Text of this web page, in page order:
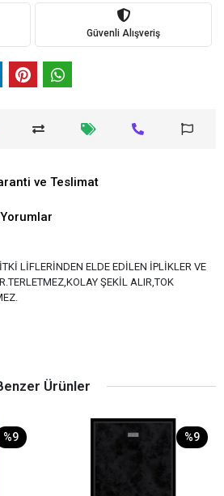
Güvenli Alışveriş
ve Teslimat
Yorumlar
LİFLERİNDEN ELDE EDİLEN İPLİKLER VE
ŞEKİL ALIR,TOK
Ürünler
%9 %9